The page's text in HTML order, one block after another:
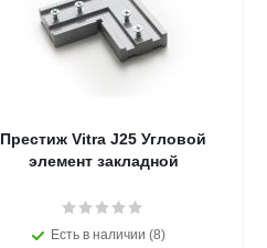
Престиж Vitra J25 Угловой
элемент закладной
Есть в наличии (8)